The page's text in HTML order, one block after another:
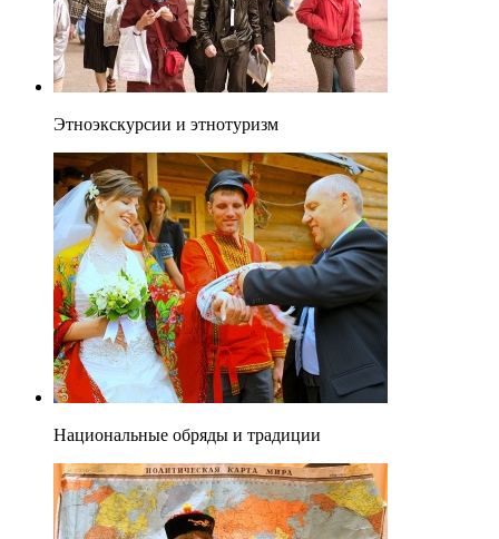
Этноэкскурсии и этнотуризм
Национальные обряды и традиции